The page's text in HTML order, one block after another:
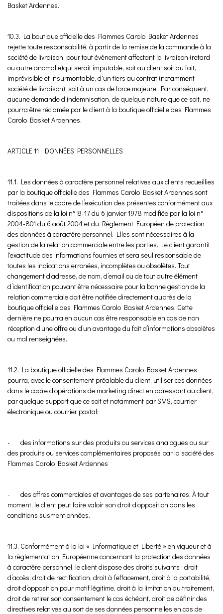
Basket Ardennes.
10.3. La boutique officielle des Flammes Carolo Basket Ardennes
rejette toute responsabilité, à partir de la remise de la commande à la
société de livraison, pour tout évènement affectant la livraison (retard
ou autre anomalie)qui serait imputable, soit au client soit au fait,
imprévisible et insurmontable, d'un tiers au contrat (notamment
société de livraison), soit à un cas de force majeure. Par conséquent,
aucune demande d'indemnisation, de quelque nature que ce soit, ne
pourra être réclamée par le client à la boutique officielle des Flammes
Carolo Basket Ardennes.
ARTICLE 11 : DONNÉES PERSONNELLES
11.1. Les données à caractère personnel relatives aux clients recueillies
par la boutique officielle des Flammes Carolo Basket Ardennes sont
traitées dans le cadre de l’exécution des présentes conformément aux
dispositions de la loi n° 8-17 du 6 janvier 1978 modifiée par la loi n°
2004-801 du 6 août 2004 et du Règlement Européen de protection
des données à caractère personnel. Elles sont nécessaires à la
gestion de la relation commerciale entre les parties. Le client garantit
l'exactitude des informations fournies et sera seul responsable de
toutes les indications erronées, incomplètes ou obsolètes. Tout
changement d’adresse, de nom, d’email ou de tout autre élément
d’identification pouvant être nécessaire pour la bonne gestion de la
relation commerciale doit être notifiée directement auprès de la
boutique officielle des Flammes Carolo Basket Ardennes. Cette
dernière ne pourra en aucun cas être responsable en cas de non
réception d’une offre ou d’un avantage du fait d’informations obsolètes
ou mal renseignées.
11.2. La boutique officielle des Flammes Carolo Basket Ardennes
pourra, avec le consentement préalable du client, utiliser ces données
dans le cadre d’opérations de marketing direct en adressant au client,
par quelque support que ce soit et notamment par SMS, courrier
électronique ou courrier postal:
- des informations sur des produits ou services analogues ou sur
des produits ou services complémentaires proposés par la société des
Flammes Carolo Basket Ardennes
- des offres commerciales et avantages de ses partenaires. À tout
moment, le client peut faire valoir son droit d’opposition dans les
conditions susmentionnées.
11.3. Conformément à la loi « Informatique et Liberté » en vigueur et à
la règlementation Européenne concernant la protection des données
à caractère personnel, le client dispose des droits suivants : droit
d’accès, droit de rectification, droit à l’effacement, droit à la portabilité,
droit d’opposition pour motif légitime, droit à la limitation du traitement,
droit de retirer son consentement le cas échéant, droit de définir des
directives relatives au sort de ses données personnelles en cas de